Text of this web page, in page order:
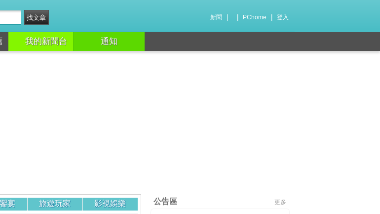
新聞 PChome 登入
我的新聞台 通知
宴 旅遊玩家 影視娛樂 公告區 更多